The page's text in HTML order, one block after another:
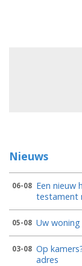
Nieuws
06-08 Een nieuw
testament
05-08 Uw
03-08 Op
adres